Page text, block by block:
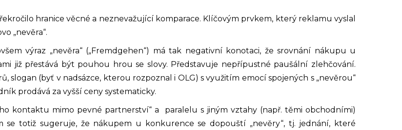
hranice věcné a neznevažující komparace. Klíčovým prvkem, který reklamu vyslal
„nevěra“.
výraz „nevěra“ („Fremdgehen“) má tak negativní konotaci, že srovnání nákupu u
již přestává být pouhou hrou se slovy. Představuje nepřípustné paušální zlehčování.
slogan (byť v nadsázce, kterou rozpoznal i OLG) s využitím emocí spojených s „nevěrou“
prodává za vyšší ceny systematicky.
kontaktu mimo pevné partnerství“ a paralelu s jiným vztahy (např. těmi obchodními)
se totiž sugeruje, že nákupem u konkurence se dopouští „nevěry“, tj. jednání, které